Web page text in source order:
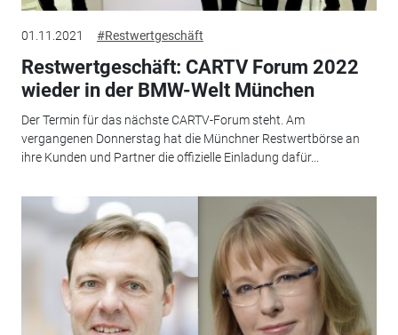
01.11.2021 #Restwertgeschäft
Restwertgeschäft: CARTV Forum 2022
wieder in der BMW-Welt München
Der Termin für das nächste CARTV-Forum steht. Am
vergangenen Donnerstag hat die Münchner Restwertbörse an
ihre Kunden und Partner die offizielle Einladung dafür...